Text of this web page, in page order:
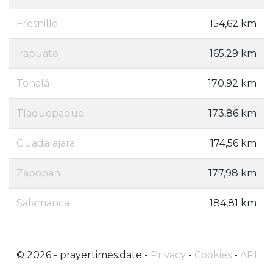
Fresnillo 154,62 km
Irapuato 165,29 km
Tonalá 170,92 km
Tlaquepaque 173,86 km
Guadalajara 174,56 km
Zapopan 177,98 km
Salamanca 184,81 km
© 2026 - prayertimes.date - Privacy- Cookies- API